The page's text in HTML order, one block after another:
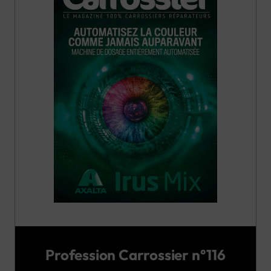
Profession Carrossier n°116